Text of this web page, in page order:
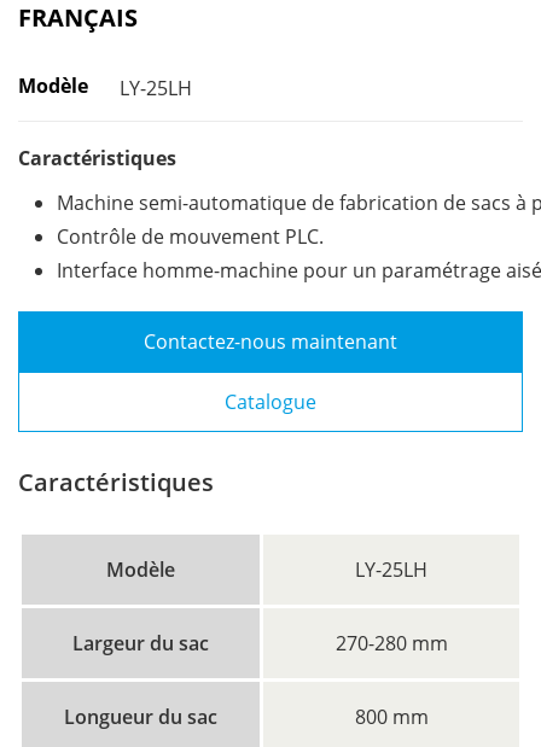
FRANÇAIS
Modèle LY-25LH
Caractéristiques
Machine semi-automatique de fabrication de sacs à
Contrôle de mouvement PLC.
Interface homme-machine pour un paramétrage
Contactez-nous maintenant
Catalogue
Caractéristiques
Modèle LY-25LH
Largeur du sac 270-280 mm
Longueur du sac 800 mm